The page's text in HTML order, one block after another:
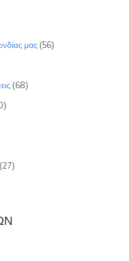
μας (56)
(68)
(27)